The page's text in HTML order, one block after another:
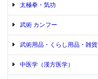
太極拳・気功
武術 カンフー
武術用品・くらし用品・雑貨
中医学（漢方医学）